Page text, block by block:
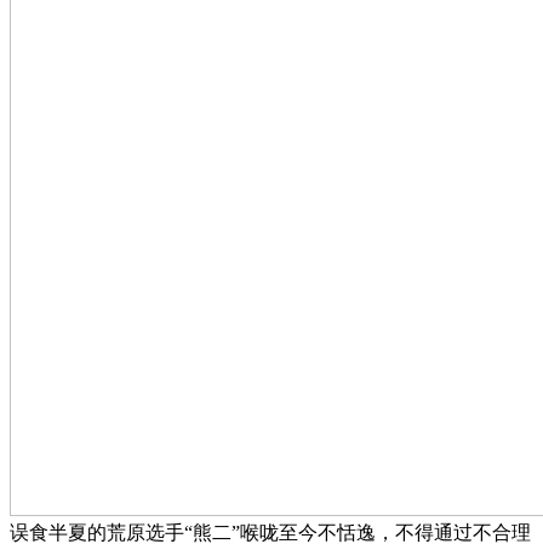
误食半夏的荒原选手“熊二”喉咙至今不恬逸，不得通过不合理